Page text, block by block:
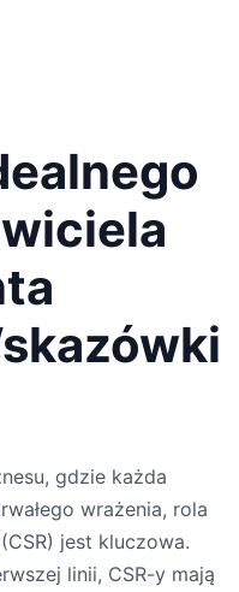
gdzie każda
wrażenia, rola
jest kluczowa.
linii, CSR-y mają